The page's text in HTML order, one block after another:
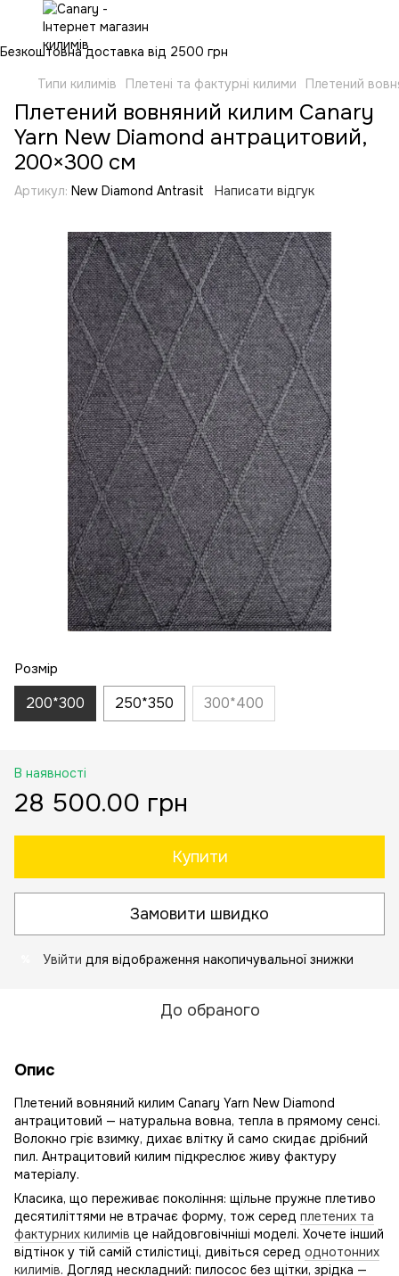
Безкоштовна доставка від 2500 грн
Типи килимів
Плетені та фактурні килими Плетений
Плетений вовняний килим Canary
Yarn New Diamond антрацитовий,
200×300 см
Артикул: New Diamond Antrasit Написати відгук
Розмір
200*300 250*350 300*400
В наявності
28 500.00 грн
Купити
Замовити швидко
Увійти для відображення накопичувальної знижки
До обраного
Опис
Плетений вовняний килим Canary Yarn New Diamond
антрацитовий — натуральна вовна, тепла в прямому сенсі.
Волокно гріє взимку, дихає влітку й само скидає дрібний
пил. Антрацитовий килим підкреслює живу фактуру
матеріалу.
Класика, що переживає покоління: щільне пружне плетиво
десятиліттями не втрачає форму, тож серед плетених та
фактурних килимів це найдовговічніші моделі. Хочете інший
відтінок у тій самій стилістиці, дивіться серед однотонних
килимів. Догляд нескладний: пилосос без щітки, зрідка —